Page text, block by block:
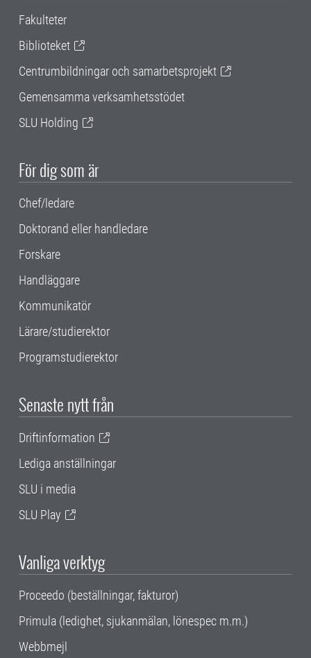
Fakulteter
Biblioteket
Centrumbildningar och samarbetsprojekt
Gemensamma verksamhetsstödet
SLU Holding
För dig som är
Chef/ledare
Doktorand eller handledare
Forskare
Handläggare
Kommunikatör
Lärare/studierektor
Programstudierektor
Senaste nytt från
Driftinformation
Lediga anställningar
SLU i media
SLU Play
Vanliga verktyg
Proceedo (beställningar, fakturor)
Primula (ledighet, sjukanmälan, lönespec m.m.)
Webbmejl